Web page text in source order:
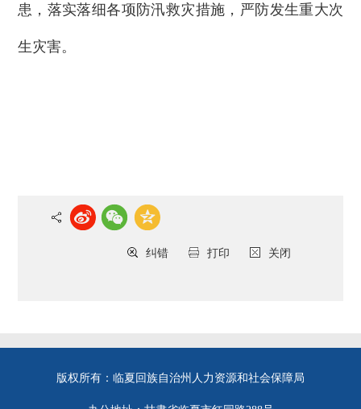
患，落实落细各项防汛救灾措施，严防发生重大次
生灾害。
关闭
打印
纠错
版权所有：临夏回族自治州人力资源和社会保障局